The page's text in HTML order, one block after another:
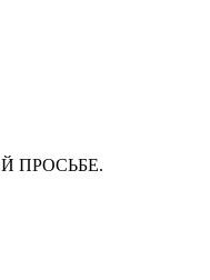
ПРОСЬБЕ.